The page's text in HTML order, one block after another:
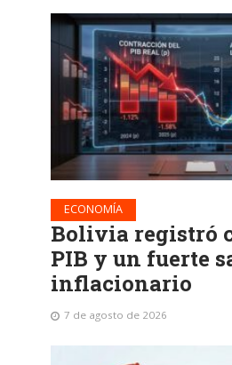
ECONOMÍA
Bolivia registró
PIB y un fuerte
inflacionario
7 de agosto de 2026